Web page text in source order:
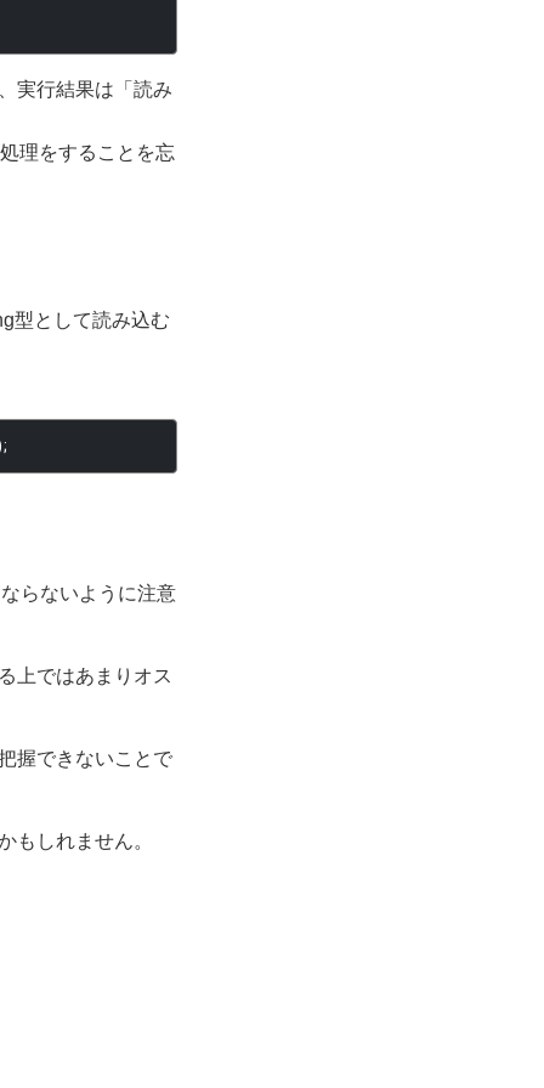
実行結果は「読み
理をすることを忘
型として読み込む
らないように注意
上ではあまりオス
握できないことで
もしれません。